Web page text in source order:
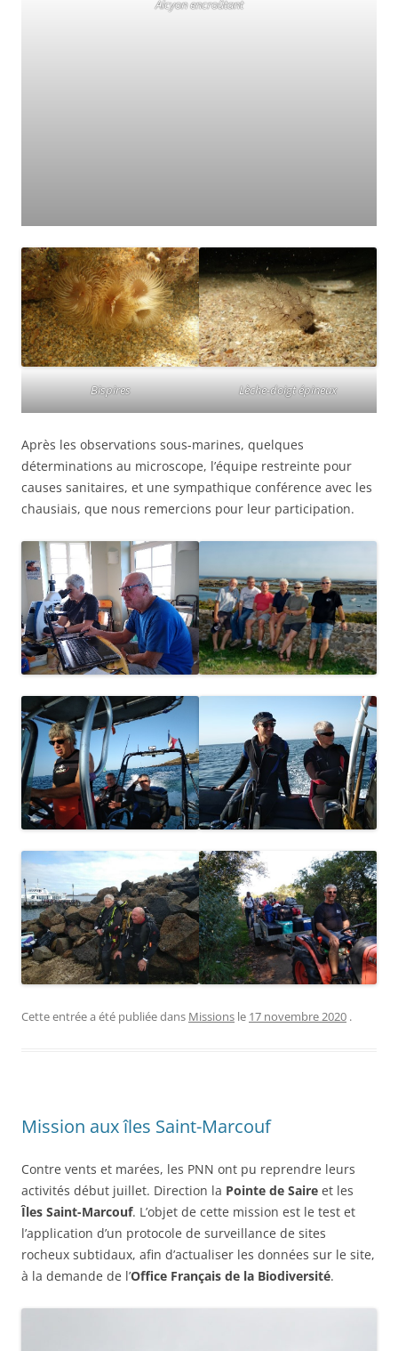
Alcyon encroûtant
Bispires Lèche-doigt épineux
Après les observations sous-marines, quelques
déterminations au microscope, l’équipe restreinte pour
causes sanitaires, et une sympathique conférence avec les
chausiais, que nous remercions pour leur participation.
Cette entrée a été publiée dans Missions le 17 novembre 2020 .
Mission aux îles Saint-Marcouf
Contre vents et marées, les PNN ont pu reprendre leurs
activités début juillet. Direction la Pointe de Saire et les
Îles Saint-Marcouf. L’objet de cette mission est le test et
l’application d’un protocole de surveillance de sites
rocheux subtidaux, afin d’actualiser les données sur le site,
à la demande de l’Office Français de la Biodiversité.